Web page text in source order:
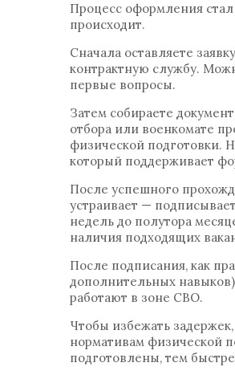
Процесс оформления
происходит.
Сначала оставляете
контрактную службу.
первые вопросы.
Затем собираете
отбора или военкомате
физической подготовки.
который поддерживает
После успешного
устраивает —
недель до полутора
наличия подходящих
После подписания, как
дополнительных
работают в зоне СВО.
Чтобы избежать
нормативам физической
подготовлены, тем